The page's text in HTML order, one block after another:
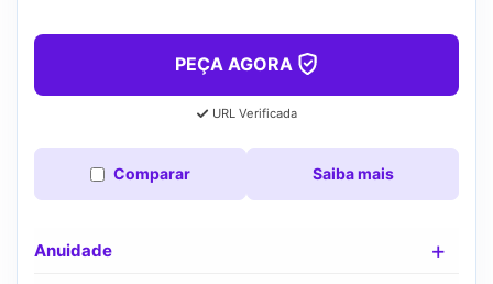
PEÇA AGORA
URL Verificada
Comparar Saiba mais
Anuidade